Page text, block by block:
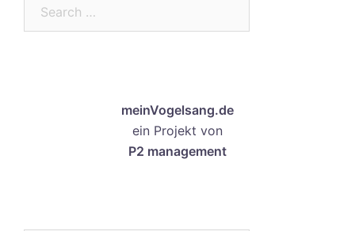
meinVogelsang.de
ein Projekt von
P2 management